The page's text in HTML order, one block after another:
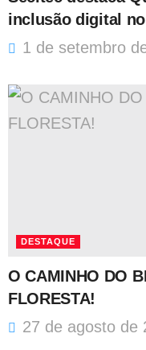
inclusão digital no
1 de setembro
DESTAQUE
O CAMINHO DO
FLORESTA!
27 de agosto de